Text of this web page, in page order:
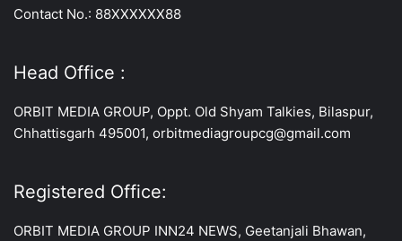
Contact No.: 88XXXXXX88
Head Office :
ORBIT MEDIA GROUP, Oppt. Old Shyam Talkies, Bilaspur,
Chhattisgarh 495001, orbitmediagroupcg@gmail.com
Registered Office:
ORBIT MEDIA GROUP INN24 NEWS, Geetanjali Bhawan,